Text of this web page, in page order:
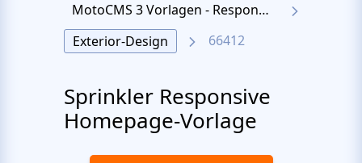
MotoCMS 3 Vorlagen - Responsive Templates für Website
Exterior-Design
66412
Sprinkler Responsive
Homepage-Vorlage